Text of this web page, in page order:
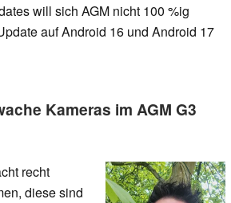
will sich AGM nicht 100 %ig
auf Android 16 und Android 17
Kameras im AGM G3
recht
diese sind